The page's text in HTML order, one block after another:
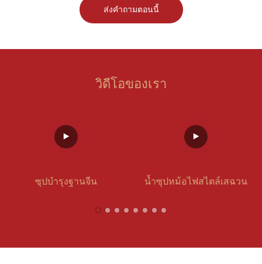
ส่งคำถามตอนนี้
วิดีโอของเรา
ซุปบำรุงฐานจีน น้ำซุปหม้อไฟสไตล์เสฉวน